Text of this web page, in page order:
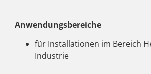
Anwendungsbereiche
für Installationen im Bereich
Industrie